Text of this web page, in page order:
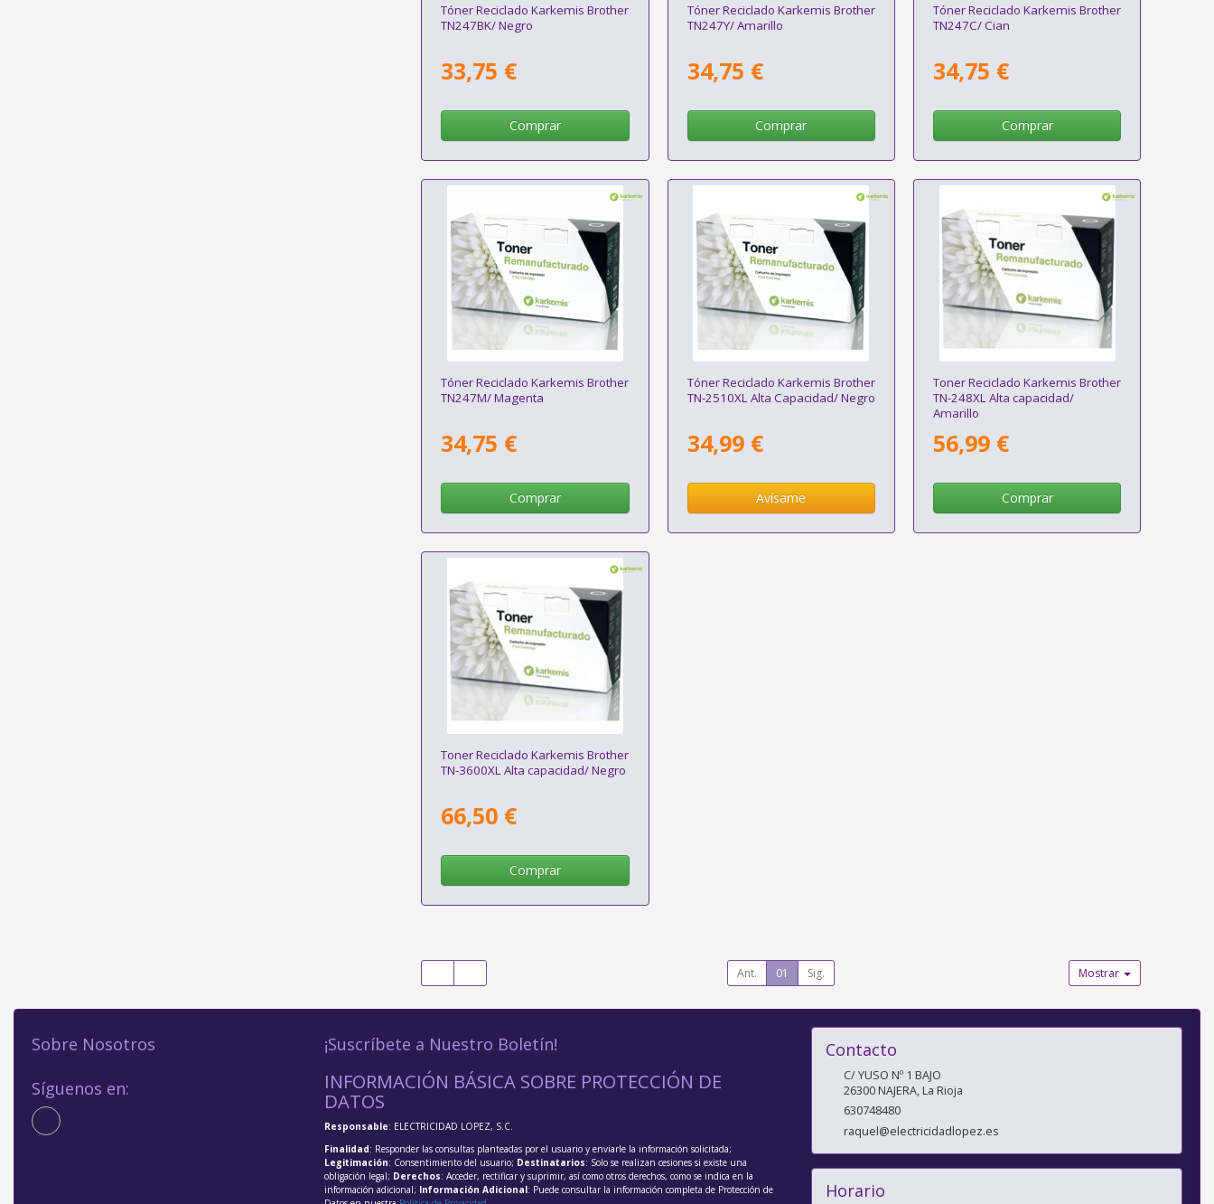
Tóner Reciclado Karkemis Brother
TN247BK/ Negro
33,75 €
Comprar
Tóner Reciclado Karkemis Brother
TN247Y/ Amarillo
34,75 €
Comprar
Tóner Reciclado Karkemis Brother
TN247C/ Cian
34,75 €
Comprar
Tóner Reciclado Karkemis Brother
TN247M/ Magenta
34,75 €
Comprar
Tóner Reciclado Karkemis Brother
TN-2510XL Alta Capacidad/ Negro
34,99 €
Avísame
Toner Reciclado Karkemis Brother
TN-248XL Alta capacidad/
Amarillo
56,99 €
Comprar
Toner Reciclado Karkemis Brother
TN-3600XL Alta capacidad/ Negro
66,50 €
Comprar
Ant. 01 Sig. Mostrar
Sobre Nosotros
Síguenos en:
¡Suscríbete a Nuestro Boletín!
INFORMACIÓN BÁSICA SOBRE PROTECCIÓN DE
DATOS
Responsable: ELECTRICIDAD LOPEZ, S.C.
Finalidad: Responder las consultas planteadas por el usuario y enviarle la información solicitada;
Legitimación: Consentimiento del usuario; Destinatarios: Solo se realizan cesiones si existe una
obligación legal; Derechos: Acceder, rectificar y suprimir, así como otros derechos, como se indica en la
información adicional; Información Adicional: Puede consultar la información completa de Protección de
Contacto
C/ YUSO Nº 1 BAJO
26300NAJERA,La Rioja
630748480
raquel@electricidadlopez.es
Horario